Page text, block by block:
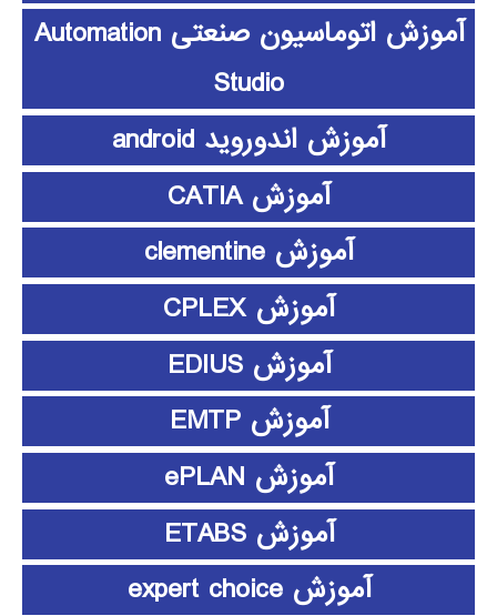
آموزش اتوماسیون صنعتی Automation
Studio
آموزش اندوروید android
آموزش CATIA
آموزش clementine
آموزش CPLEX
آموزش EDIUS
آموزش EMTP
آموزش ePLAN
آموزش ETABS
آموزش expert choice